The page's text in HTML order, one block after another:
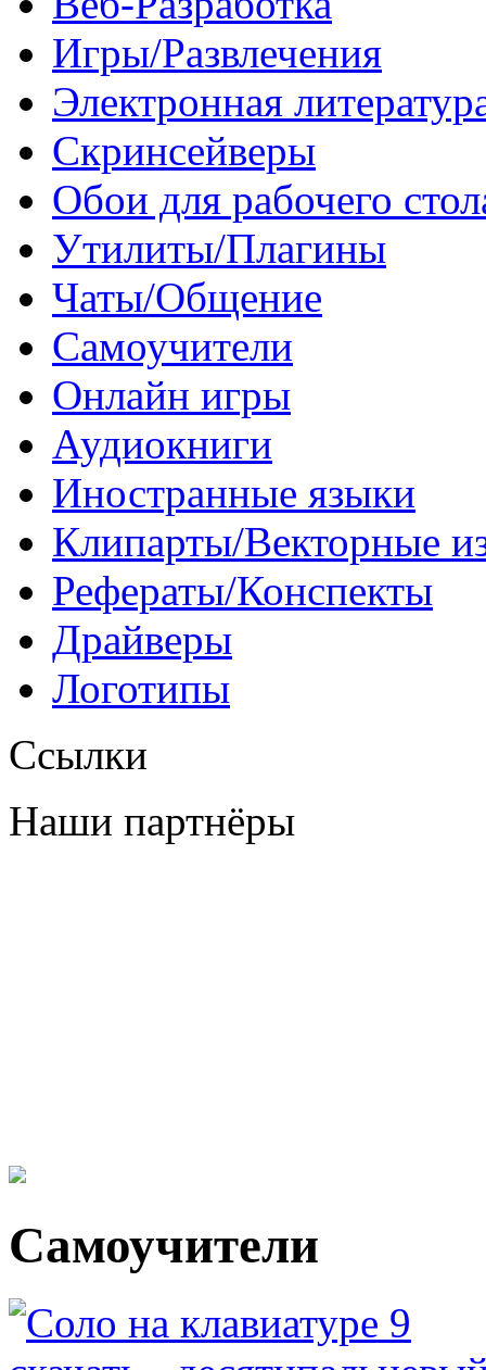
Игры/Развлечения
Электронная
Скринсейверы
Обои для рабочего
Утилиты/Плагины
Чаты/Общение
Самоучители
Онлайн игры
Аудиокниги
Иностранные языки
Клипарты/Векторные
Рефераты/Конспекты
Драйверы
Логотипы
Ссылки
Наши партнёры
Самоучители